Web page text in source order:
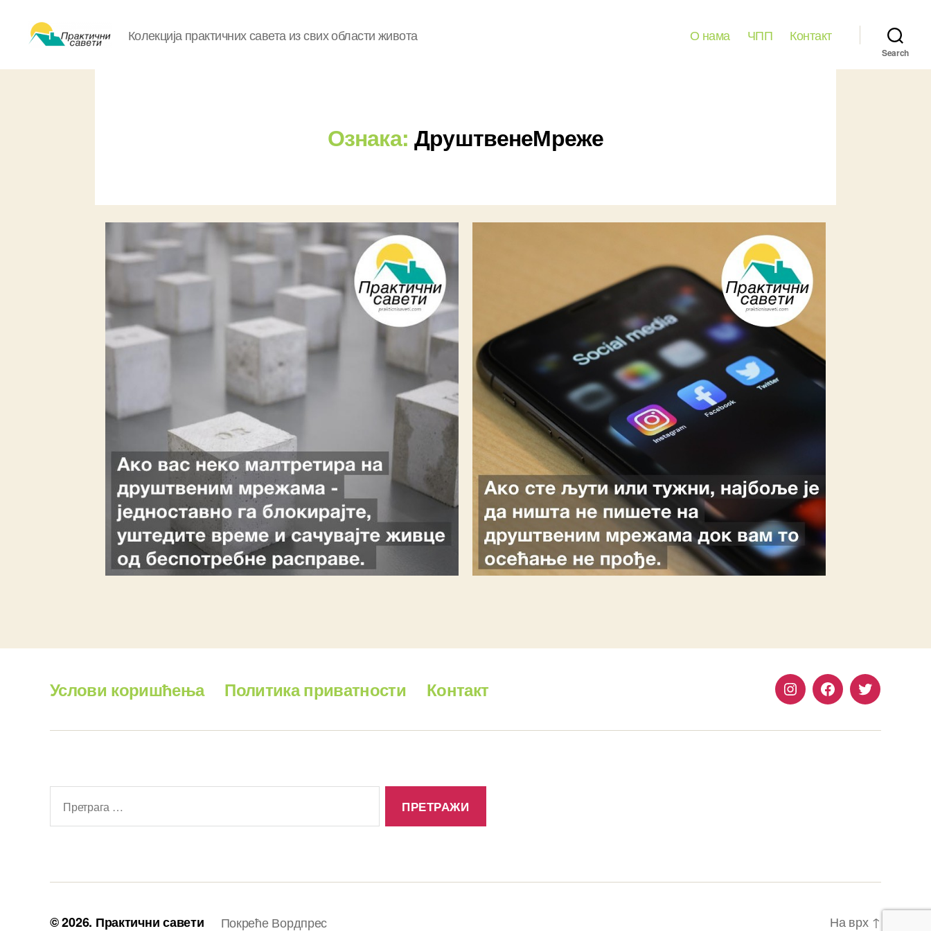
савети
Колекција практичних савета из свих области живота О нама ЧПП Контакт
Search
Ознака: ДруштвенеМреже
Услови коришћења Политика приватности Контакт InstagramFacebook
Twitter
© 2026. Практични савети Покреће Вордпрес На врх ↑